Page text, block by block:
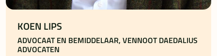
KOEN LIPS
ADVOCAAT EN BEMIDDELAAR, VENNOOT DAEDALIUS
ADVOCATEN